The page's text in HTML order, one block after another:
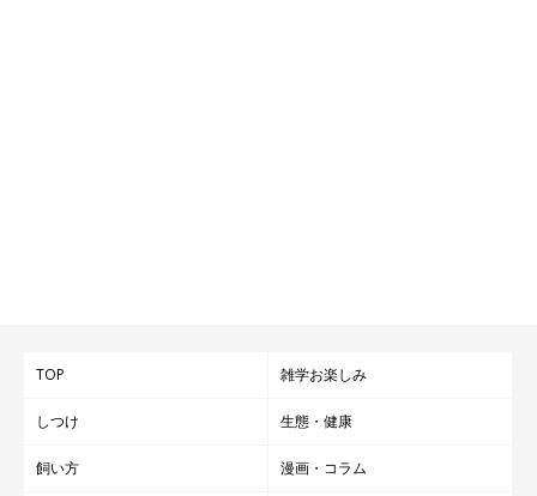
TOP 雑学お楽しみ
しつけ 生態・健康
飼い方 漫画・コラム